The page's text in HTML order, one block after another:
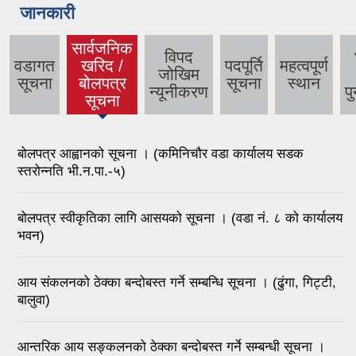
जानकारी
वडागत
सूचना
सार्वजनिक
खरिद /
बोलपत्र
सूचना
विपद
जोखिम
न्यूनीकरण
पदपूर्ति
सूचना
महत्वपूर्ण
स्थान
बोलपत्र आह्वानको सूचना । (कमिनिचौर वडा कार्यालय सडक
स्तरोन्नति भी.न.पा.-५)
बोलपत्र स्वीकृतिका लागि आसयको सूचना । (वडा नं. ८ को कार्यालय
भवन)
आय संकलनको ठेक्का बन्दोबस्त गर्ने सम्बन्धि सूचना । (ढुंगा, गिट्टी,
बालुवा)
आन्तरिक आय सङ्कलनको ठेक्का बन्दोबस्त गर्ने सम्बन्धी सूचना ।